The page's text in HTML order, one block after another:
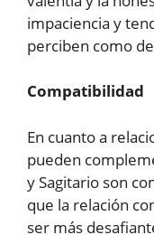
impaciencia y
perciben como
Compatibilidad
En cuanto a
pueden
y Sagitario son
que la relación
ser más